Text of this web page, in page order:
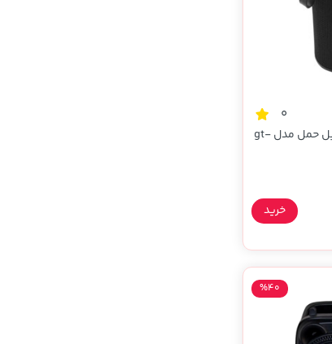
0
اسپیکر بلوتوثی قابل حمل مدل gt-
خرید
%40